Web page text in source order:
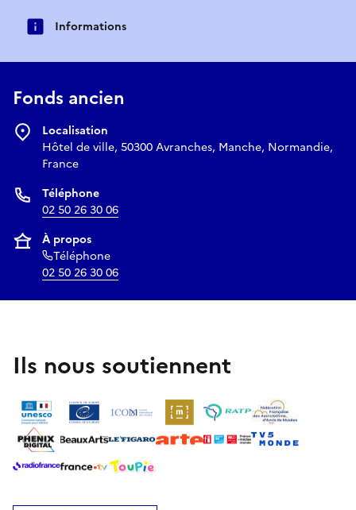
Informations
Fonds ancien
Localisation
Hôtel de ville, 50300 Avranches, Manche, Normandie,
France
Téléphone
02 50 26 30 06
À propos
Téléphone
02 50 26 30 06
Ils nous soutiennent